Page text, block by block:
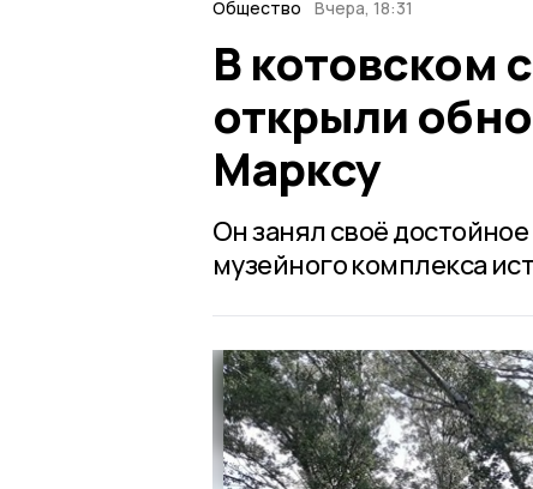
Общество Вчера, 18:31
В котовском
открыли
Марксу
Он занял своё
музейного комплекса